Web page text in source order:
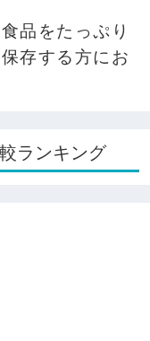
品をたっぷり
存する方にお
ランキング